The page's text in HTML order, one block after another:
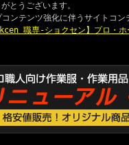
とうございます。
ンテンツ強化に伴うサイトコ
職専-ショクセン】プロ・ホ